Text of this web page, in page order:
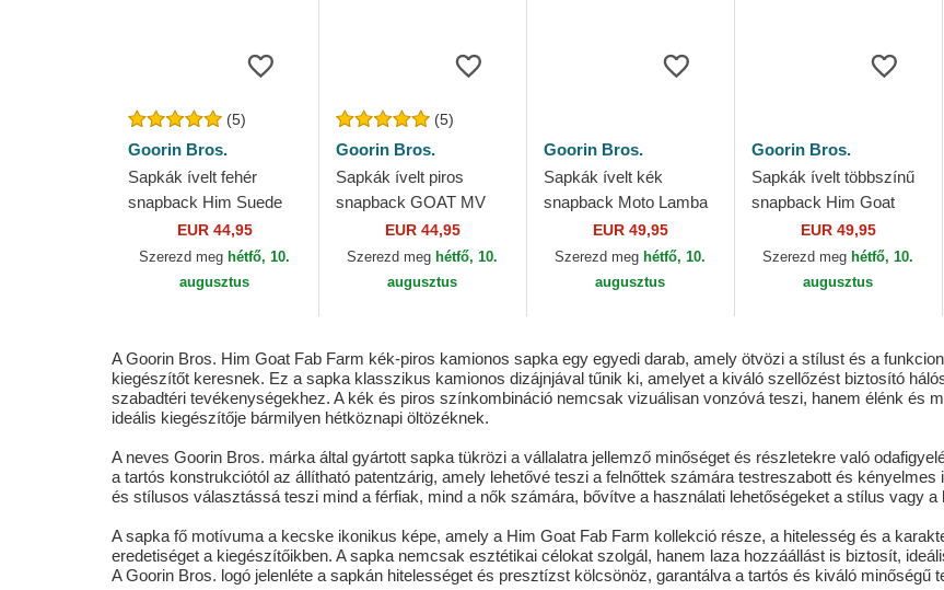
(5)
Goorin Bros.
Sapkák ívelt fehér
snapback Him Suede
Goat Suede Truckers
The Farm Goorin Bros.
EUR 44,95
Szerezd meg hétfő, 10.
augusztus
(5)
Goorin Bros.
Sapkák ívelt piros
snapback GOAT MV
Butter The Farm MVP
The Farm Goorin Bros.
EUR 44,95
Szerezd meg hétfő, 10.
augusztus
Goorin Bros.
Sapkák ívelt kék
snapback Moto Lamba
Goat The Farm Goorin
Bros.
EUR 49,95
Szerezd meg hétfő, 10.
augusztus
Goorin Bros.
Sapkák ívelt többszínű
snapback Him Goat
Verry Dapper The Farm
Goorin Bros.
EUR 49,95
Szerezd meg hétfő, 10.
augusztus
A Goorin Bros. Him Goat Fab Farm kék-piros kamionos sapka egy egyedi darab, amely ötvözi a stílust és a
kiegészítőt keresnek. Ez a sapka klasszikus kamionos dizájnjával tűnik ki, amelyet a kiváló szellőzést biztosító
szabadtéri tevékenységekhez. A kék és piros színkombináció nemcsak vizuálisan vonzóvá teszi, hanem élénk és
ideális kiegészítője bármilyen hétköznapi öltözéknek.
A neves Goorin Bros. márka által gyártott sapka tükrözi a vállalatra jellemző minőséget és részletekre való
a tartós konstrukciótól az állítható patentzárig, amely lehetővé teszi a felnőttek számára testreszabott és
és stílusos választássá teszi mind a férfiak, mind a nők számára, bővítve a használati lehetőségeket a stílus vagy a
A sapka fő motívuma a kecske ikonikus képe, amely a Him Goat Fab Farm kollekció része, a hitelesség és a
eredetiséget a kiegészítőikben. A sapka nemcsak esztétikai célokat szolgál, hanem laza hozzáállást is biztosít,
A Goorin Bros. logó jelenléte a sapkán hitelességet és presztízst kölcsönöz, garantálva a tartós és kiváló minőségű